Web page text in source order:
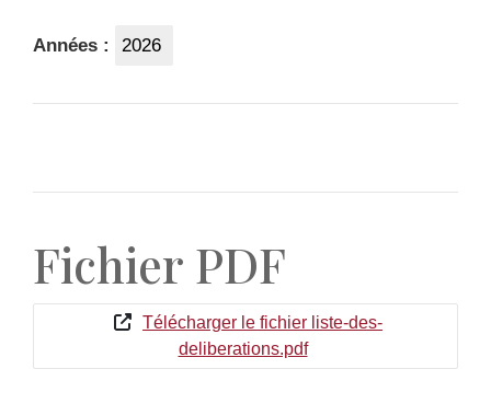
Années : 2026
Fichier PDF
Télécharger le fichier liste-des-
deliberations.pdf